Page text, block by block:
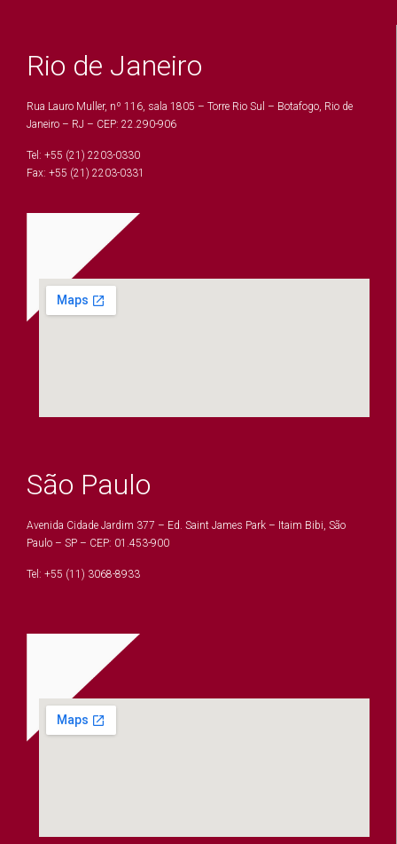
Rio de Janeiro
Rua Lauro Muller, nº 116, sala 1805 – Torre Rio Sul – Botafogo, Rio de
Janeiro – RJ – CEP: 22.290-906
Tel: +55 (21) 2203-0330
Fax: +55 (21) 2203-0331
São Paulo
Avenida Cidade Jardim 377 – Ed. Saint James Park – Itaim Bibi, São
Paulo – SP – CEP: 01.453-900
Tel: +55 (11) 3068-8933